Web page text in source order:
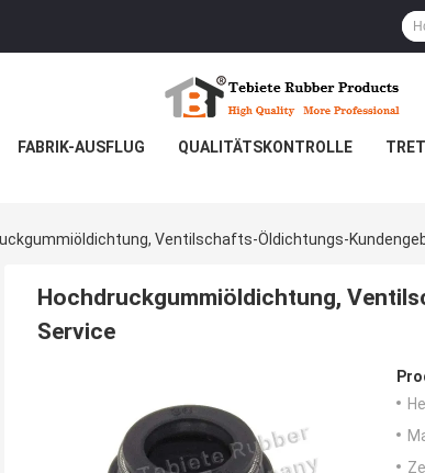
FABRIK-AUSFLUG QUALITÄTSKONTROLLE
Ventilschafts-Öldichtungs-
Hochdruckgummiöldichtung,
Service